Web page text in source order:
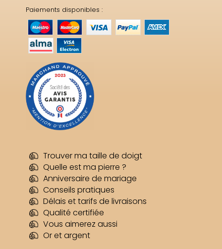
Paiements disponibles :
Trouver ma taille de doigt
Quelle est ma pierre ?
Anniversaire de mariage
Conseils pratiques
Délais et tarifs de livraisons
Qualité certifiée
Vous aimerez aussi
Or et argent